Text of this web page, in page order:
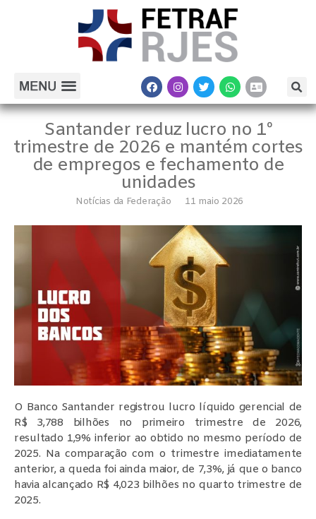
Santander reduz lucro no 1º
trimestre de 2026 e mantém cortes
de empregos e fechamento de
unidades
Notícias da Federação 11 maio 2026
O Banco Santander registrou lucro líquido gerencial de
R$ 3,788 bilhões no primeiro trimestre de 2026,
resultado 1,9% inferior ao obtido no mesmo período de
2025. Na comparação com o trimestre imediatamente
anterior, a queda foi ainda maior, de 7,3%, já que o banco
havia alcançado R$ 4,023 bilhões no quarto trimestre de
2025.